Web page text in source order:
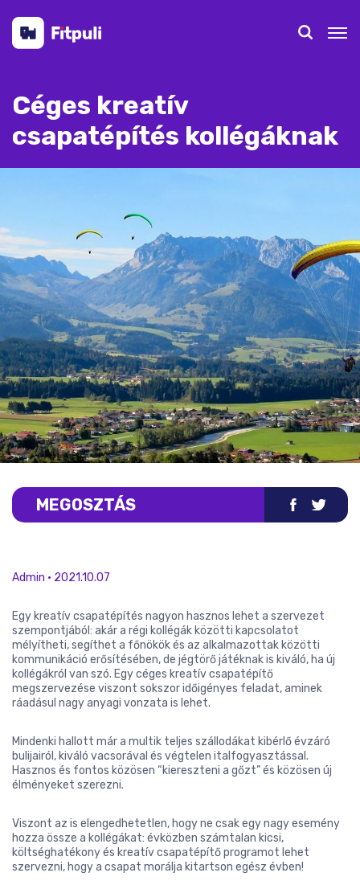
Céges kreatív
csapatépítés kollégáknak
MEGOSZTÁS
Admin • 2021.10.07
Egy kreatív csapatépítés nagyon hasznos lehet a szervezet
szempontjából: akár a régi kollégák közötti kapcsolatot
mélyítheti, segíthet a főnökök és az alkalmazottak közötti
kommunikáció erősítésében, de jégtörő játéknak is kiváló, ha új
kollégákról van szó. Egy céges kreatív csapatépítő
megszervezése viszont sokszor időigényes feladat, aminek
ráadásul nagy anyagi vonzata is lehet.
Mindenki hallott már a multik teljes szállodákat kibérlő évzáró
bulijairól, kiváló vacsorával és végtelen italfogyasztással.
Hasznos és fontos közösen “kiereszteni a gőzt” és közösen új
élményeket szerezni.
Viszont az is elengedhetetlen, hogy ne csak egy nagy esemény
hozza össze a kollégákat: évközben számtalan kicsi,
költséghatékony és kreatív csapatépítő programot lehet
szervezni, hogy a csapat morálja kitartson egész évben!